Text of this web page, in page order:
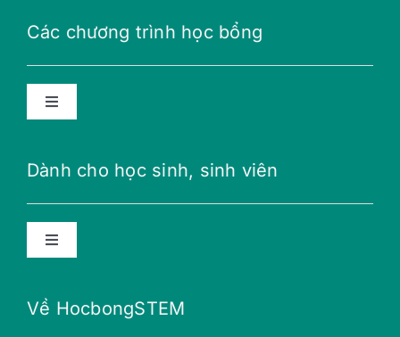
Các chương trình học bổng
Toggle
Học bổng THPT
Học bổng Merali
Dành cho học sinh, sinh viên
Toggle
Về HocbongSTEM